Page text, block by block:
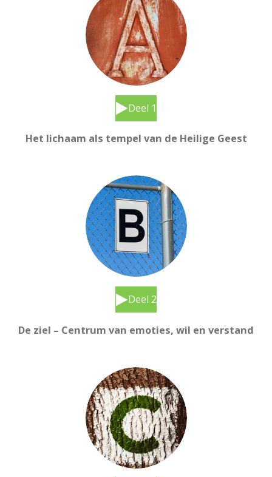
Deel 1
Het lichaam als tempel van de Heilige Geest
Deel 2
De ziel – Centrum van emoties, wil en verstand